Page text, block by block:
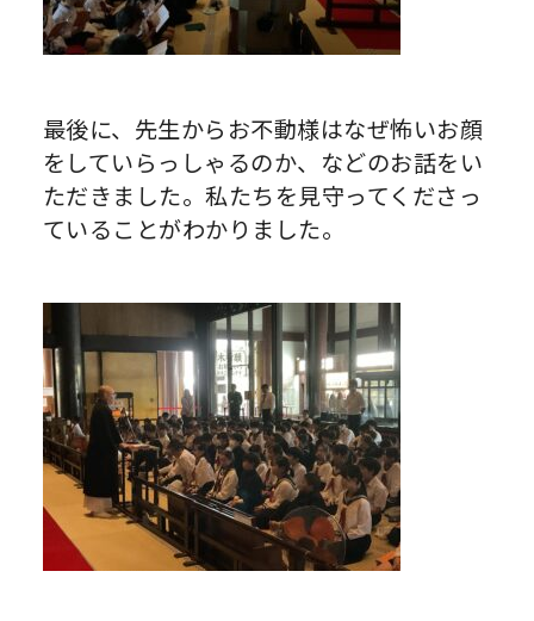
最後に、先生からお不動様はなぜ怖いお顔
をしていらっしゃるのか、などのお話をい
ただきました。私たちを見守ってくださっ
ていることがわかりました。